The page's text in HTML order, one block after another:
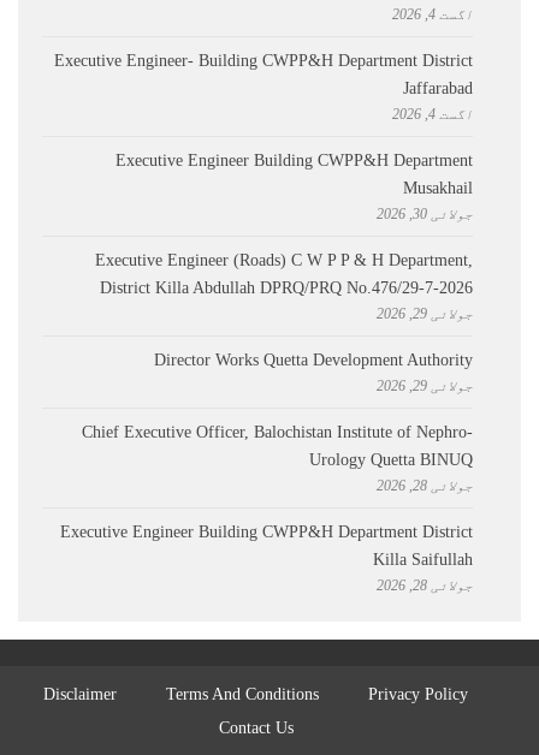
اگست 4, 2026
Executive Engineer- Building CWPP&H Department District
Jaffarabad
اگست 4, 2026
Executive Engineer Building CWPP&H Department
Musakhail
جولائی 30, 2026
Executive Engineer (Roads) C W P P & H Department,
District Killa Abdullah ​DPRQ/PRQ No.476/29-7-2026
جولائی 29, 2026
Director Works Quetta Development Authority
جولائی 29, 2026
Chief Executive Officer, Balochistan Institute of Nephro-
Urology Quetta BINUQ
جولائی 28, 2026
Executive Engineer Building CWPP&H Department District
Killa Saifullah
جولائی 28, 2026
Privacy Policy
Terms And Conditions
Disclaimer
Contact Us